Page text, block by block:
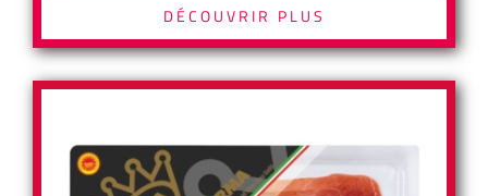
DÉCOUVRIR PLUS